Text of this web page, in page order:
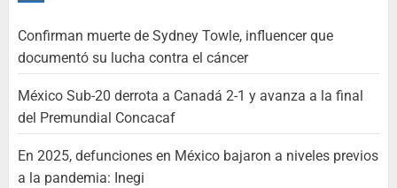
Confirman muerte de Sydney Towle, influencer que
documentó su lucha contra el cáncer
México Sub-20 derrota a Canadá 2-1 y avanza a la final
del Premundial Concacaf
En 2025, defunciones en México bajaron a niveles previos
a la pandemia: Inegi